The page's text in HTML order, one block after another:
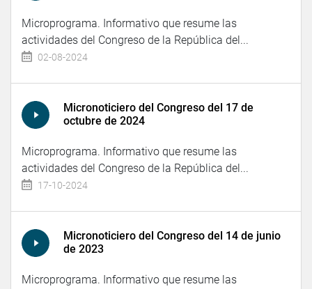
Microprograma. Informativo que resume las
actividades del Congreso de la República del...
02-08-2024
Micronoticiero del Congreso del 17 de
octubre de 2024
Microprograma. Informativo que resume las
actividades del Congreso de la República del...
17-10-2024
Micronoticiero del Congreso del 14 de junio
de 2023
Microprograma. Informativo que resume las